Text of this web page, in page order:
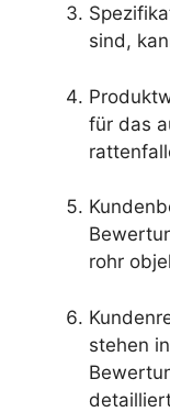
sind,
für das
rohr
stehen